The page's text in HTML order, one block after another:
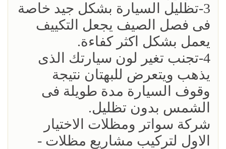
3-تظليل السيارة بشكل جيد خاصة
فى فصل الصيف يجعل التكييف
يعمل بشكل اكثر كفاءة.
4-تجنب تغير لون سيارتك الذى
يذهب ويتعرض للبهتان نتيجة
وقوف السيارة مدة طويلة فى
الشمس بدون تظليل.
شركة سواتر ومظلات الاختيار
الاول لتركيب مشاريع مظلات -